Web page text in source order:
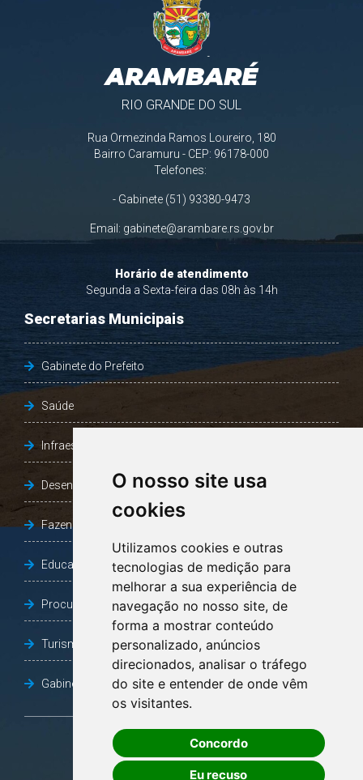
O nosso site usa
cookies
Utilizamos cookies e outras
tecnologias de medição para
melhorar a sua experiência de
navegação no nosso site, de
forma a mostrar conteúdo
personalizado, anúncios
direcionados, analisar o tráfego
do site e entender de onde vêm
os visitantes.
Concordo
Eu recuso
ARAMBARÉ
RIO GRANDE DO SUL
Rua Ormezinda Ramos Loureiro, 180
Bairro Caramuru - CEP: 96178-000
Telefones:
- Gabinete (51) 93380-9473
Email: gabinete@arambare.rs.gov.br
Horário de atendimento
Segunda a Sexta-feira das 08h às 14h
Secretarias Municipais
Gabinete do Prefeito
Saúde
Infraestrutura, Agricultura e Meio Ambiente
Desenvolvimento Social
Fazenda e Desenvolvimento Econômico
Educação
Procuradoria Geral do Município
Turismo, Desporto e Cultura
Gabinete Vice-Prefeito
OUVIDORIA